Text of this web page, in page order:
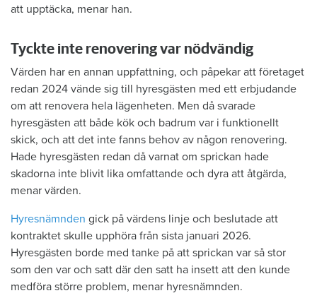
att upptäcka, menar han.
Tyckte inte renovering var nödvändig
Värden har en annan uppfattning, och påpekar att företaget
redan 2024 vände sig till hyresgästen med ett erbjudande
om att renovera hela lägenheten. Men då svarade
hyresgästen att både kök och badrum var i funktionellt
skick, och att det inte fanns behov av någon renovering.
Hade hyresgästen redan då varnat om sprickan hade
skadorna inte blivit lika omfattande och dyra att åtgärda,
menar värden.
Hyresnämnden gick på värdens linje och beslutade att
kontraktet skulle upphöra från sista januari 2026.
Hyresgästen borde med tanke på att sprickan var så stor
som den var och satt där den satt ha insett att den kunde
medföra större problem, menar hyresnämnden.